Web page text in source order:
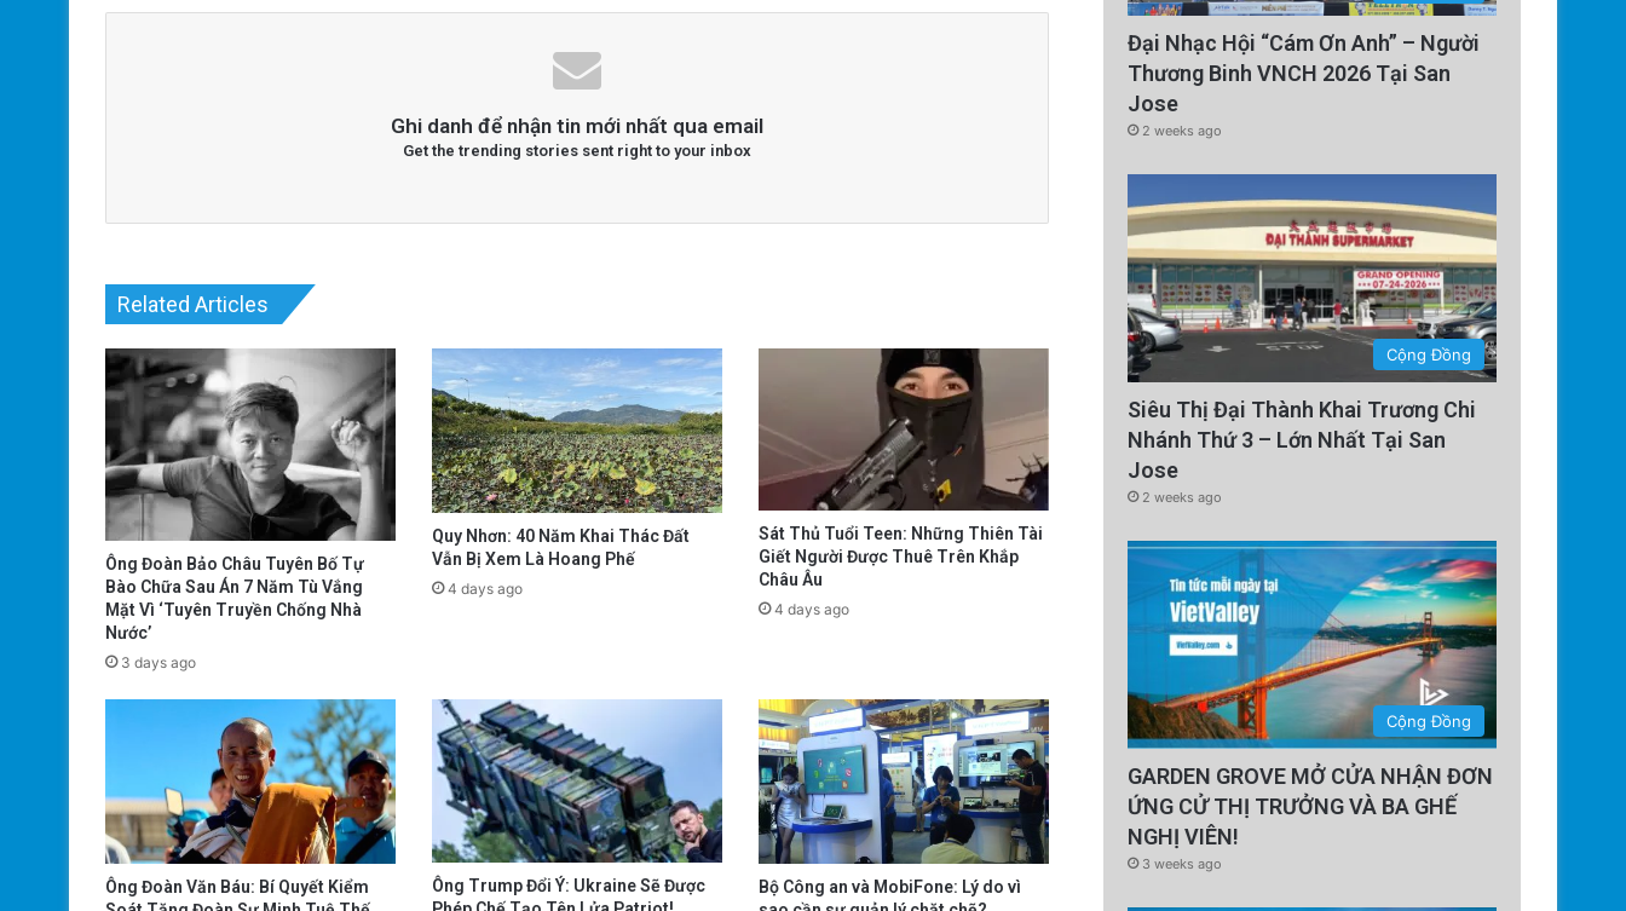
Ghi danh để nhận tin mới nhất qua email
Get the trending stories sent right to your inbox
Related Articles
Ông Đoàn Bảo Châu Tuyên Bố Tự
Bào Chữa Sau Án 7 Năm Tù Vắng
Mặt Vì ‘Tuyên Truyền Chống Nhà
Nước’
3 days ago
Quy Nhơn: 40 Năm Khai Thác Đất
Vẫn Bị Xem Là Hoang Phế
4 days ago
Sát Thủ Tuổi Teen: Những Thiên Tài
Giết Người Được Thuê Trên Khắp
Châu Âu
4 days ago
Ông Đoàn Văn Báu: Bí Quyết Kiểm
Ông Trump Đổi Ý: Ukraine Sẽ Được
Bộ Công an và MobiFone: Lý do vì
Đại Nhạc Hội “Cám Ơn Anh” – Người
Thương Binh VNCH 2026 Tại San
Jose
2 weeks ago
Cộng Đồng
Siêu Thị Đại Thành Khai Trương Chi
Nhánh Thứ 3 – Lớn Nhất Tại San
Jose
2 weeks ago
Cộng Đồng
GARDEN GROVE MỞ CỬA NHẬN ĐƠN
ỨNG CỬ THỊ TRƯỞNG VÀ BA GHẾ
NGHỊ VIÊN!
3 weeks ago